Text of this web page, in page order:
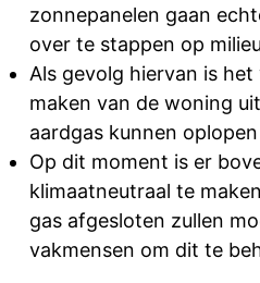
zonnepanelen gaan
over te stappen op
Als gevolg hiervan is
maken van de woning
aardgas kunnen
Op dit moment is er
klimaatneutraal te
gas afgesloten zullen
vakmensen om dit te